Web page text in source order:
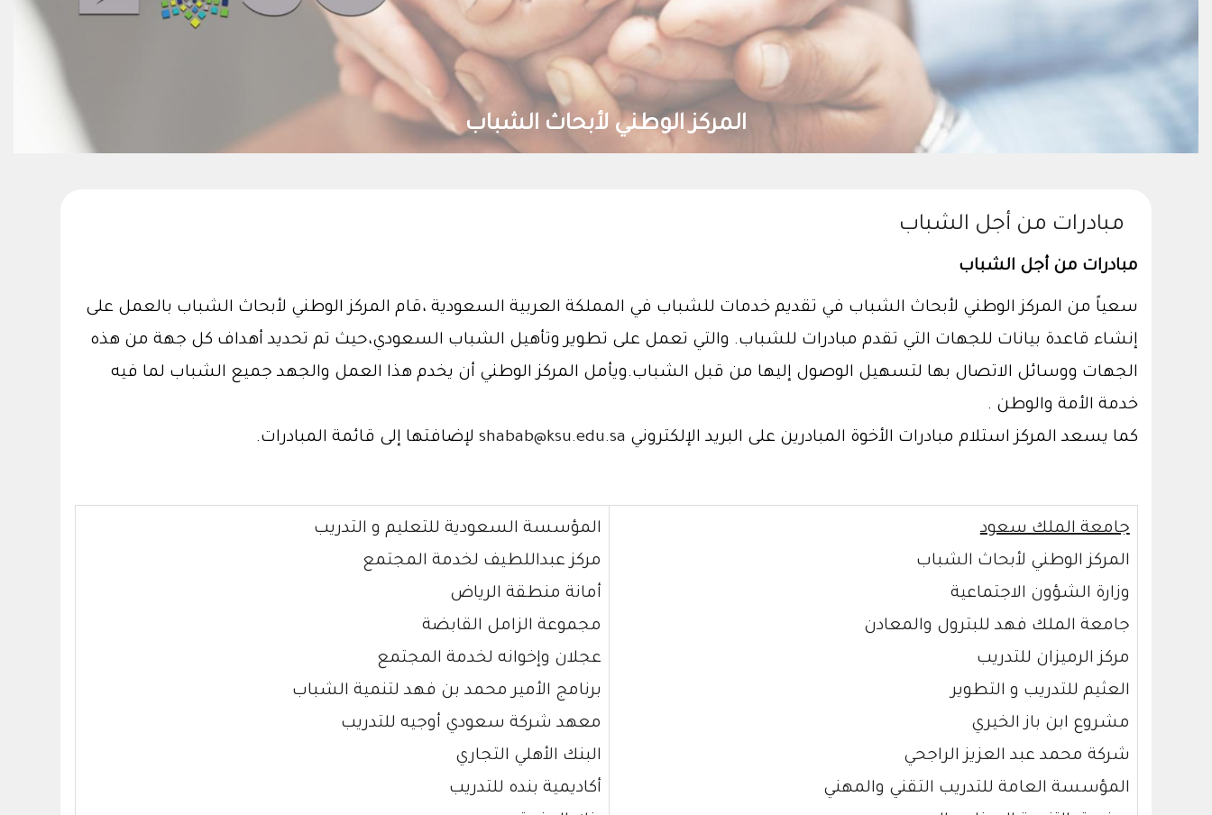
المركز الوطني لأبحاث الشباب
مبادرات من أجل الشباب
مبادرات من أجل الشباب
سعياً من المركز الوطني لأبحاث الشباب في تقديم خدمات للشباب في المملكة العربية السعودية ،قام المركز الوطني لأبحاث الشباب بالعمل على
إنشاء قاعدة بيانات للجهات التي تقدم مبادرات للشباب. والتي تعمل على تطوير وتأهيل الشباب السعودي،حيث تم تحديد أهداف كل جهة من هذه
الجهات ووسائل الاتصال بها لتسهيل الوصول إليها من قبل الشباب.ويأمل المركز الوطني أن يخدم هذا العمل والجهد جميع الشباب لما فيه
خدمة الأمة والوطن .
كما يسعد المركز استلام مبادرات الأخوة المبادرين على البريد الإلكتروني shabab@ksu.edu.sa لإضافتها إلى قائمة المبادرات.
جامعة الملك سعود
المركز الوطني لأبحاث الشباب
وزارة الشؤون الاجتماعية
جامعة الملك فهد للبترول والمعادن
مركز الرميزان للتدريب
العثيم للتدريب و التطوير
مشروع ابن باز الخيري
شركة محمد عبد العزيز الراجحي
المؤسسة العامة للتدريب التقني والمهني
المؤسسة السعودية للتعليم و التدريب
مركز عبداللطيف لخدمة المجتمع
أمانة منطقة الرياض
مجموعة الزامل القابضة
عجلان وإخوانه لخدمة المجتمع
برنامج الأمير محمد بن فهد لتنمية الشباب
معهد شركة سعودي أوجيه للتدريب
البنك الأهلي التجاري
أكاديمية بنده للتدريب